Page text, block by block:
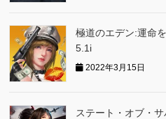
極道のエデン:運命
5.1i
2022年3月15日
ステート・オブ・